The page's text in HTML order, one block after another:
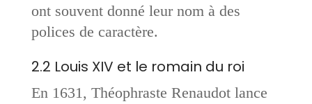
ont souvent donné leur nom à des
polices de caractère.
2.2 Louis XIV et le romain du roi
En 1631, Théophraste Renaudot lance